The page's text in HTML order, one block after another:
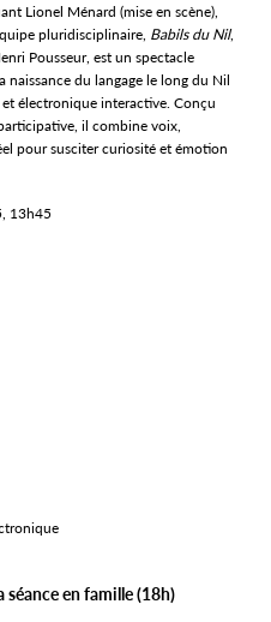
Lionel Ménard (mise en scène),
pluridisciplinaire, Babils du Nil,
Pousseur, est un spectacle
du langage le long du Nil
électronique interactive. Conçu
il combine voix,
pour susciter curiosité et émotion
13h45
en famille (18h)